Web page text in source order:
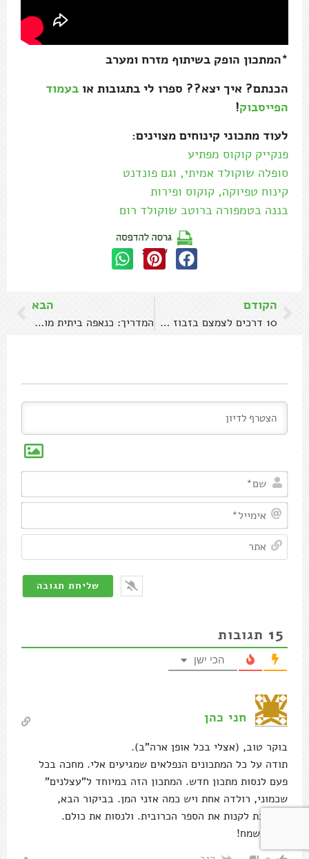
*המתכון הופק בשיתוף מזרח ומערב
הכנתם? איך יצא?? ספרו לי בתגובות או בעמוד
הפייסבוק!
לעוד מתכוני קינוחים מצוינים:
פנקייק קוקוס מפתיע
סופלה שוקולד אמיתי, וגם פונדנט
קינוח טפיוקה, קוקוס ופירות
בננה בטמפורה ברוטב שוקולד רום
שתפו:
הקודם
10 דרכים לצמצם בזבוז מזון
הבא
המדריך: כנאפה ביתית מושלמת בתנור
שם*
15 תגובות
הכי ישן
חני כהן
בוקר טוב, (אצלי בכל אופן ארה"ב).
תודה על כל המתכונים הנפלאים שמגיעים אלי. מחכה בכל
פעם לנסות מתכון חדש. המתכון הזה במיוחד ל"עצלנים"
שכמוני, רולדה אחת ויש כמה אזני המן. בביקור הבא,
מתכוונת לקנות את הספר הכרובית. ולנסות את כולם.
פורים שמח!